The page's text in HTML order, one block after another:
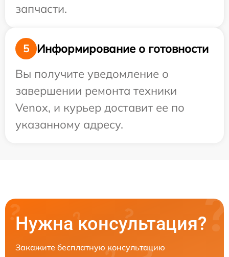
запчасти.
5
Информирование о готовности
Вы получите уведомление о
завершении ремонта техники
Venox, и курьер доставит ее по
указанному адресу.
Нужна консультация?
Закажите бесплатную консультацию